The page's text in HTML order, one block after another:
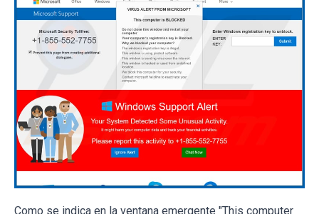
Como se indica en la ventana emergente "This computer